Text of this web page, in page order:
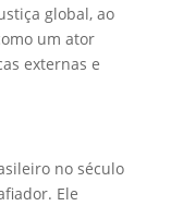
global, ao
um ator
externas e
no século
Ele